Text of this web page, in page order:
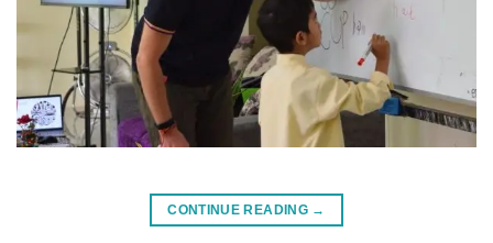
CONTINUE READING →